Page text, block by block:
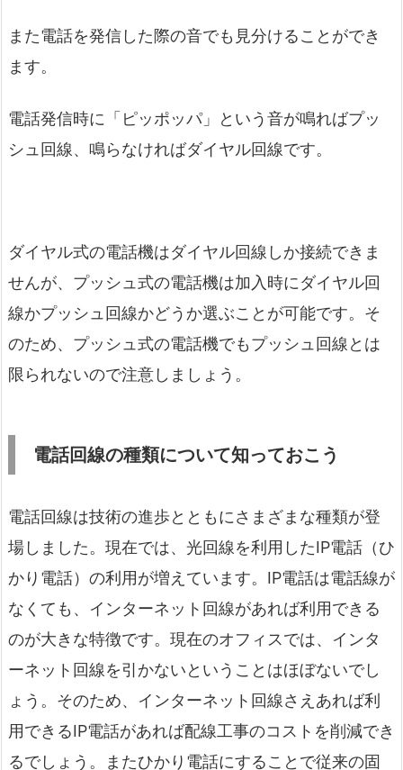
また電話を発信した際の音でも見分けることができ
ます。
電話発信時に「ピッポッパ」という音が鳴ればプッ
シュ回線、鳴らなければダイヤル回線です。
ダイヤル式の電話機はダイヤル回線しか接続できま
せんが、プッシュ式の電話機は加入時にダイヤル回
線かプッシュ回線かどうか選ぶことが可能です。そ
のため、プッシュ式の電話機でもプッシュ回線とは
限られないので注意しましょう。
電話回線の種類について知っておこう
電話回線は技術の進歩とともにさまざまな種類が登
場しました。現在では、光回線を利用したIP電話（ひ
かり電話）の利用が増えています。IP電話は電話線が
なくても、インターネット回線があれば利用できる
のが大きな特徴です。現在のオフィスでは、インタ
ーネット回線を引かないということはほぼないでし
ょう。そのため、インターネット回線さえあれば利
用できるIP電話があれば配線工事のコストを削減でき
るでしょう。またひかり電話にすることで従来の固